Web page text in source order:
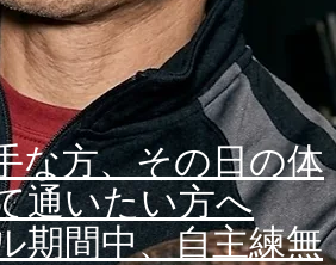
な方、その日の体
通いたい方へ
期間中、自主練無